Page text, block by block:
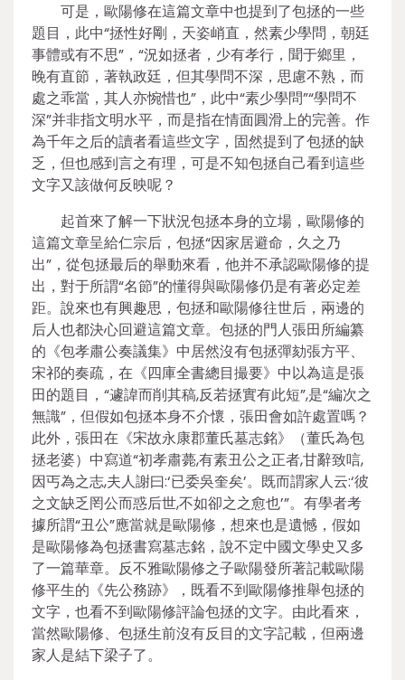
可是，歐陽修在這篇文章中也提到了包拯的一些
題目，此中“拯性好剛，天姿峭直，然素少學問，朝廷
事體或有不思”，“況如拯者，少有孝行，聞于鄉里，
晚有直節，著執政廷，但其學問不深，思慮不熟，而
處之乖當，其人亦惋惜也”，此中“素少學問”“學問不
深”并非指文明水平，而是指在情面圓滑上的完善。作
為千年之后的讀者看這些文字，固然提到了包拯的缺
乏，但也感到言之有理，可是不知包拯自己看到這些
文字又該做何反映呢？
起首來了解一下狀況包拯本身的立場，歐陽修的
這篇文章呈給仁宗后，包拯“因家居避命，久之乃
出”，從包拯最后的舉動來看，他并不承認歐陽修的提
出，對于所謂“名節”的懂得與歐陽修仍是有著必定差
距。說來也有興趣思，包拯和歐陽修往世后，兩邊的
后人也都決心回避這篇文章。包拯的門人張田所編纂
的《包孝肅公奏議集》中居然沒有包拯彈劾張方平、
宋祁的奏疏，在《四庫全書總目撮要》中以為這是張
田的題目，“遽諱而削其稿,反若拯實有此短”,是“編次之
無識”，但假如包拯本身不介懷，張田會如許處置嗎？
此外，張田在《宋故永康郡董氏墓志銘》（董氏為包
拯老婆）中寫道“初孝肅薨,有素丑公之正者,甘辭致唁,
因丐為之志,夫人謝曰:‘已委吳奎矣’。既而謂家人云:‘彼
之文缺乏罔公而惑后世,不如卻之之愈也’”。有學者考
據所謂“丑公”應當就是歐陽修，想來也是遺憾，假如
是歐陽修為包拯書寫墓志銘，說不定中國文學史又多
了一篇華章。反不雅歐陽修之子歐陽發所著記載歐陽
修平生的《先公務跡》，既看不到歐陽修推舉包拯的
文字，也看不到歐陽修評論包拯的文字。由此看來，
當然歐陽修、包拯生前沒有反目的文字記載，但兩邊
家人是結下梁子了。